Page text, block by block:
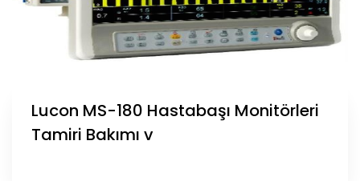
Lucon MS-180 Hastabaşı Monitörleri
Tamiri Bakımı v